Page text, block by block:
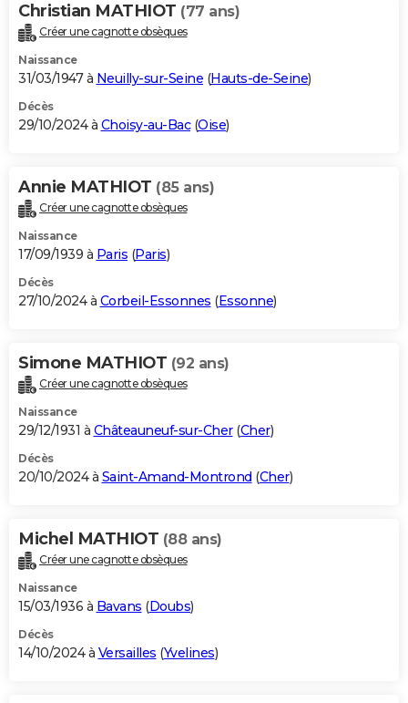
Christian MATHIOT (77 ans)
Créer une cagnotte obsèques
Naissance
31/03/1947 à Neuilly-sur-Seine (Hauts-de-Seine)
Décès
29/10/2024 à Choisy-au-Bac(Oise)
Annie MATHIOT (85 ans)
Créer une cagnotte obsèques
Naissance
17/09/1939 à Paris (Paris)
Décès
27/10/2024 à Corbeil-Essonnes (Essonne)
Simone MATHIOT (92 ans)
Créer une cagnotte obsèques
Naissance
29/12/1931 à Châteauneuf-sur-Cher(Cher)
Décès
20/10/2024 à Saint-Amand-Montrond (Cher)
Michel MATHIOT (88 ans)
Créer une cagnotte obsèques
Naissance
15/03/1936 à Bavans (Doubs)
Décès
14/10/2024 à Versailles (Yvelines)